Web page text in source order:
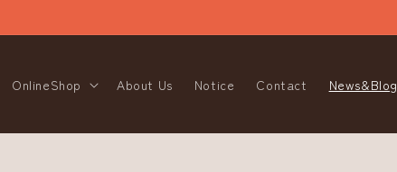
OnlineShop About Us Notice Contact News&Blog